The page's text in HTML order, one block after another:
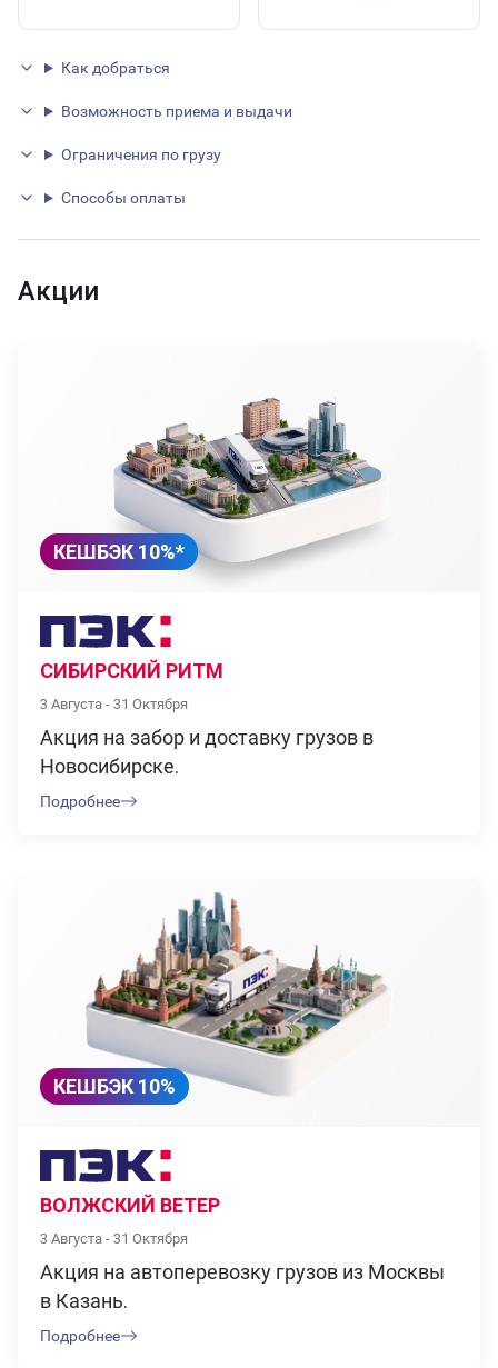
Как добраться
Возможность приема и выдачи
Ограничения по грузу
Способы оплаты
Акции
КЕШБЭК 10%*
СИБИРСКИЙ РИТМ
3 Августа - 31 Октября
Акция на забор и доставку грузов в
Новосибирске.
Подробнее
КЕШБЭК 10%
ВОЛЖСКИЙ ВЕТЕР
3 Августа - 31 Октября
Акция на автоперевозку грузов из Москвы
в Казань.
Подробнее